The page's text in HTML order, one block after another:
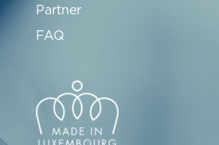
Partner
FAQ